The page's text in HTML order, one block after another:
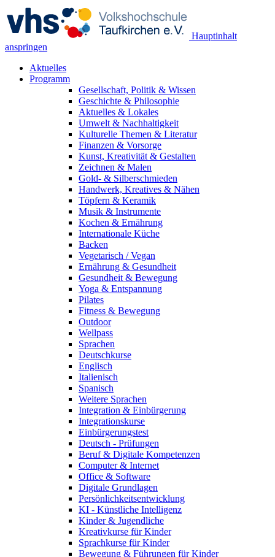
Hauptinhalt
anspringen
Aktuelles
Programm
Gesellschaft, Politik & Wissen
Geschichte & Philosophie
Aktuelles & Lokales
Umwelt & Nachhaltigkeit
Kulturelle Themen & Literatur
Finanzen & Vorsorge
Kunst, Kreativität & Gestalten
Zeichnen & Malen
Gold- & Silberschmieden
Handwerk, Kreatives & Nähen
Töpfern & Keramik
Musik & Instrumente
Kochen & Ernährung
Internationale Küche
Backen
Vegetarisch / Vegan
Ernährung & Gesundheit
Gesundheit & Bewegung
Yoga & Entspannung
Pilates
Fitness & Bewegung
Outdoor
Wellpass
Sprachen
Deutschkurse
Englisch
Italienisch
Spanisch
Weitere Sprachen
Integration & Einbürgerung
Integrationskurse
Einbürgerungstest
Deutsch - Prüfungen
Beruf & Digitale Kompetenzen
Computer & Internet
Office & Software
Digitale Grundlagen
Persönlichkeitsentwicklung
KI - Künstliche Intelligenz
Kinder & Jugendliche
Kreativkurse für Kinder
Sprachkurse für Kinder
Bewegung & Führungen für Kinder